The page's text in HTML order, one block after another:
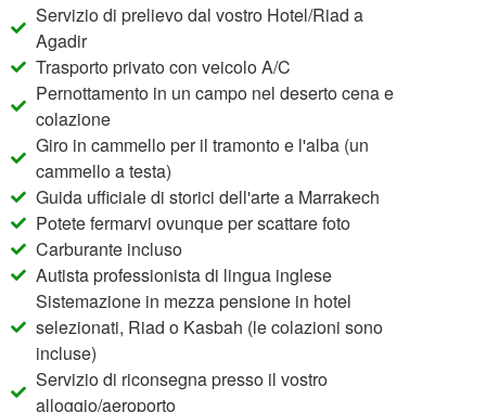
Servizio di prelievo dal vostro Hotel/Riad a
Agadir
Trasporto privato con veicolo A/C
Pernottamento in un campo nel deserto cena e
colazione
Giro in cammello per il tramonto e l'alba (un
cammello a testa)
Guida ufficiale di storici dell'arte a Marrakech
Potete fermarvi ovunque per scattare foto
Carburante incluso
Autista professionista di lingua inglese
Sistemazione in mezza pensione in hotel
selezionati, Riad o Kasbah (le colazioni sono
incluse)
Servizio di riconsegna presso il vostro
alloggio/aeroporto